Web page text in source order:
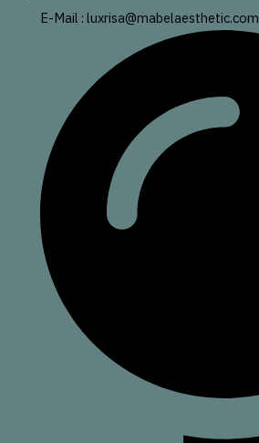
E-Mail : luxrisa@mabelaesthetic.com